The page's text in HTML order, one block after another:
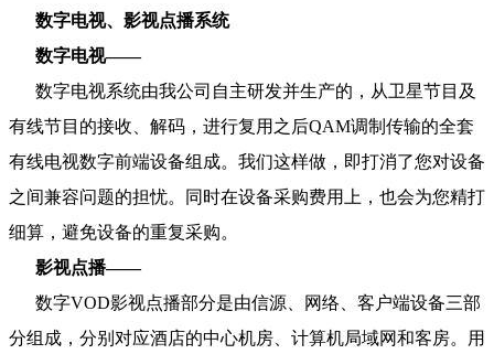
数字电视、影视点播系统
数字电视——
数字电视系统由我公司自主研发并生产的，从卫星节目及
有线节目的接收、解码，进行复用之后QAM调制传输的全套
有线电视数字前端设备组成。我们这样做，即打消了您对设备
之间兼容问题的担忧。同时在设备采购费用上，也会为您精打
细算，避免设备的重复采购。
影视点播——
数字VOD影视点播部分是由信源、网络、客户端设备三部
分组成，分别对应酒店的中心机房、计算机局域网和客房。用